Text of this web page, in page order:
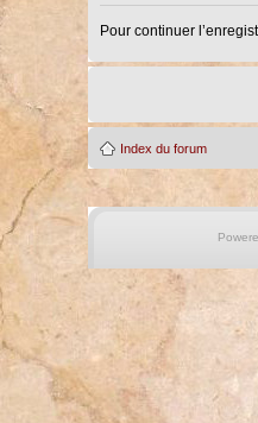
Pour continuer
Index du forum